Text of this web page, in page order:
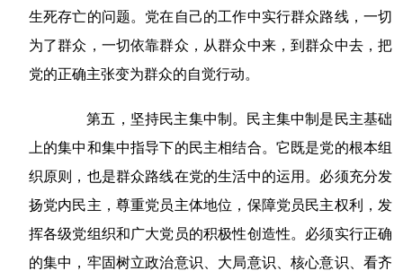
生死存亡的问题。党在自己的工作中实行群众路线，一切
为了群众，一切依靠群众，从群众中来，到群众中去，把
党的正确主张变为群众的自觉行动。
第五，坚持民主集中制。民主集中制是民主基础
上的集中和集中指导下的民主相结合。它既是党的根本组
织原则，也是群众路线在党的生活中的运用。必须充分发
扬党内民主，尊重党员主体地位，保障党员民主权利，发
挥各级党组织和广大党员的积极性创造性。必须实行正确
的集中，牢固树立政治意识、大局意识、核心意识、看齐